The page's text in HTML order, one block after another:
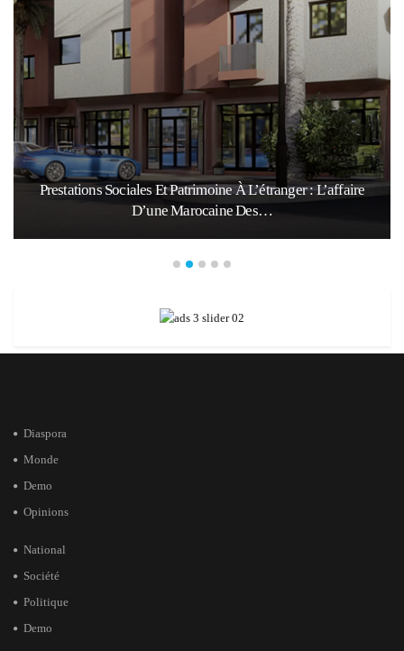
Prestations Sociales Et Patrimoine À L’étranger : L’affaire
D’une Marocaine Des…
Diaspora
Monde
Demo
Opinions
National
Société
Politique
Demo